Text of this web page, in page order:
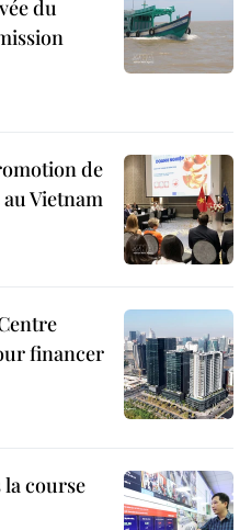
du
de
Vietnam
financer
la course